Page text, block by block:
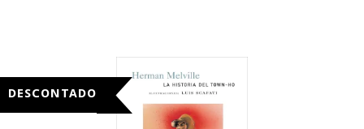
DESCONTADO